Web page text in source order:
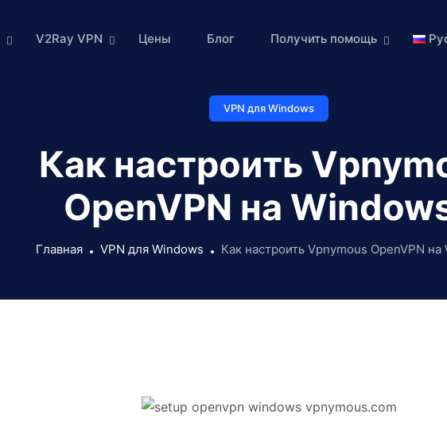
V2Ray VPN Цены Блог Получить помощь
VPN для Windows
Как настроить
OpenVPN на
Главная VPN для Windows Как настроить Vpnymous OpenVPN на